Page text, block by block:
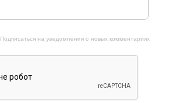
Подписаться на уведомления о новых комментариях